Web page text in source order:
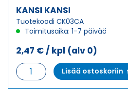
KANSI KANSI
Tuotekoodi CK03CA
Toimitusaika: 1-7 päivää
2,47 € / kpl (alv 0)
KANSI
KANSI
määrä
Lisää ostoskoriin